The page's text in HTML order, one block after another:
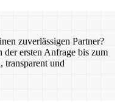
zuverlässigen Partner?
der ersten Anfrage bis zum
transparent und